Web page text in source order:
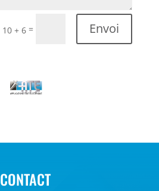
10 + 6 = Envoi
CONTACT